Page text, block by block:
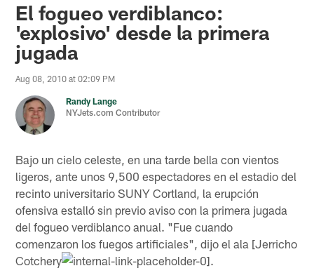
El fogueo verdiblanco:
'explosivo' desde la primera
jugada
Aug 08, 2010 at 02:09 PM
Randy Lange
NYJets.com Contributor
Bajo un cielo celeste, en una tarde bella con vientos
ligeros, ante unos 9,500 espectadores en el estadio del
recinto universitario SUNY Cortland, la erupción
ofensiva estalló sin previo aviso con la primera jugada
del fogueo verdiblanco anual. "Fue cuando
comenzaron los fuegos artificiales", dijo el ala [Jerricho
Cotchery
.